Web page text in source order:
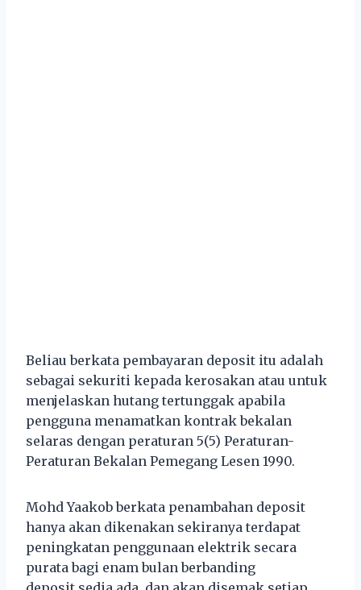
Beliau berkata pembayaran deposit itu adalah
sebagai sekuriti kepada kerosakan atau untuk
menjelaskan hutang tertunggak apabila
pengguna menamatkan kontrak bekalan
selaras dengan peraturan 5(5) Peraturan-
Peraturan Bekalan Pemegang Lesen 1990.
Mohd Yaakob berkata penambahan deposit
hanya akan dikenakan sekiranya terdapat
peningkatan penggunaan elektrik secara
purata bagi enam bulan berbanding